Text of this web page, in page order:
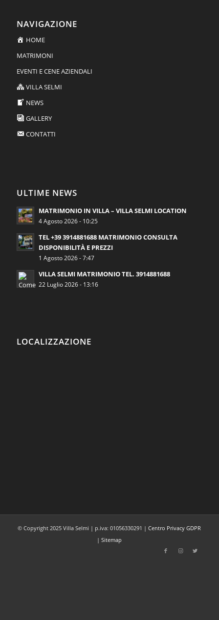
NAVIGAZIONE
HOME
MATRIMONI
EVENTI E CENE AZIENDALI
VILLA SELMI
NEWS
GALLERY
CONTATTI
ULTIME NEWS
MATRIMONIO IN VILLA – VILLA SELMI LOCATION
4 Agosto 2026 - 10:25
TEL +39 3914881688 MATRIMONIO CONSULTA
DISPONIBILITÀ E PREZZI
1 Agosto 2026 - 7:47
VILLA SELMI MATRIMONIO TEL. 3914881688
22 Luglio 2026 - 13:16
LOCALIZZAZIONE
© Copyright 2025 Villa Selmi | p.iva: 01056330291 |Centro Privacy GDPR
|Sitemap